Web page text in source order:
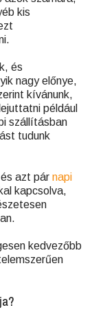
kis
és
nagy előnye,
kívánunk,
például
szállításban
tudunk
azt pár napi
kapcsolva,
kedvezőbb